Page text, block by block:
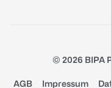
© 2026 BIPA
AGB Impressum